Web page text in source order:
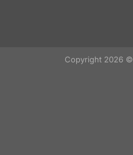
Copyright 2026 ©